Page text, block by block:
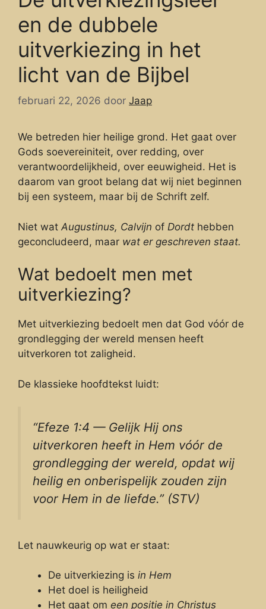
en de dubbele
uitverkiezing in het
licht van de Bijbel
februari 22, 2026 door Jaap
We betreden hier heilige grond. Het gaat over
Gods soevereiniteit, over redding, over
verantwoordelijkheid, over eeuwigheid. Het is
daarom van groot belang dat wij niet beginnen
bij een systeem, maar bij de Schrift zelf.
Niet wat Augustinus, Calvijn of Dordt hebben
geconcludeerd, maar wat er geschreven staat.
Wat bedoelt men met
uitverkiezing?
Met uitverkiezing bedoelt men dat God vóór de
grondlegging der wereld mensen heeft
uitverkoren tot zaligheid.
De klassieke hoofdtekst luidt:
“Efeze 1:4 — Gelijk Hij ons
uitverkoren heeft in Hem vóór de
grondlegging der wereld, opdat wij
heilig en onberispelijk zouden zijn
voor Hem in de liefde.” (STV)
Let nauwkeurig op wat er staat:
De uitverkiezing is in Hem
Het doel is heiligheid
Het gaat om een positie in Christus